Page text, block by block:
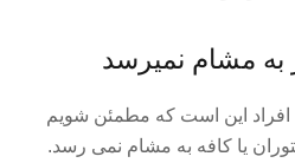
افراد این است که مطمئن شویم
یا کافه به مشام نمی رسد.